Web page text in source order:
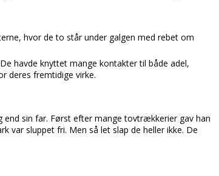
hvor de to står under galgen med rebet om
De havde knyttet mange kontakter til både adel,
deres fremtidige virke.
end sin far. Først efter mange tovtrækkerier gav han
var sluppet fri. Men så let slap de heller ikke. De